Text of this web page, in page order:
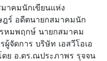
าคมนักเขียนแห่ง
ฎร์ อดีตนายกสมาคมนัก
หมพฤกษ์ นายกสมาคม
จัดการ บริษัท เอสวีโอเอ
ย อ.ดร.ณประภาพร รุจจน